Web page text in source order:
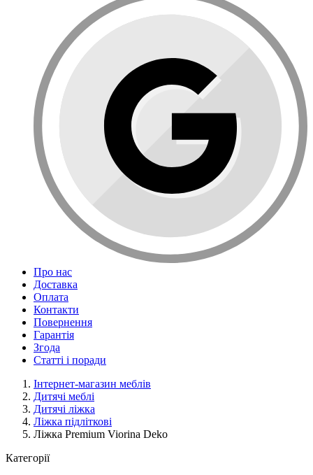
Про нас
Доставка
Оплата
Контакти
Повернення
Гарантія
Згода
Статті і поради
Інтернет-магазин меблів
Дитячі меблі
Дитячі ліжка
Ліжка підліткові
Ліжка Premium Viorina Deko
Категорії